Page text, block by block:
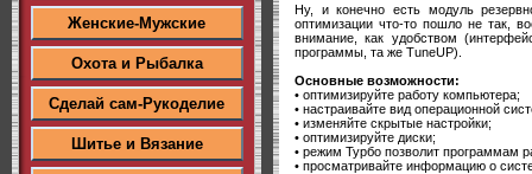
Женские-Мужские
Охота и Рыбалка
Сделай сам-Рукоделие
Шитье и Вязание
Ну, и конечно есть модуль
оптимизации что-то пошло не так,
внимание, как удобством
программы, та же TuneUP).
Основные возможности:
• оптимизируйте работу компьютера;
• настраивайте вид операционной
• изменяйте скрытые настройки;
• оптимизируйте диски;
• режим Турбо позволит программам
• просматривайте информацию о